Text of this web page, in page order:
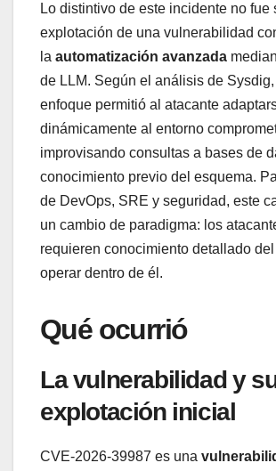
Lo distintivo de este incidente no fue
explotación de una vulnerabilidad
la automatización avanzada
de LLM. Según el análisis de
enfoque permitió al atacante
dinámicamente al entorno
improvisando consultas a bases de
conocimiento previo del esquema.
de DevOps, SRE y seguridad, este
un cambio de paradigma: los
requieren conocimiento detallado
operar dentro de él.
Qué ocurrió
La vulnerabilidad y
explotación inicial
CVE-2026-39987 es una